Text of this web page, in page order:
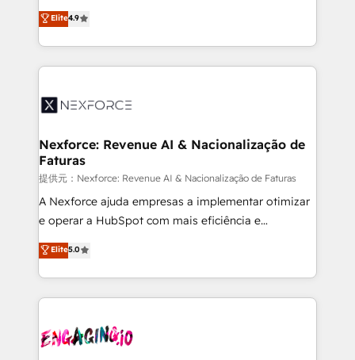
technical know-how and strategic guidance you
need to succeed.
Elite Partner. With 500+ projects across the U.S.,
Brazil, and LATAM, we combine global expertise with
regional experience. Today, we are Brazil’s largest
HubSpot Elite Partner—trusted by companies across
Implementation & Migration Onboarding across all
Station, Freshdesk, Intercom, and more. Custom
objects, automations, and integrations built for
growth. 🚀 AI-Driven GTM Orchestration Unify
HubSpot with LinkedIn, WhatsApp, email, paid
media, and AI voice to drive pipeline. 🤖 AI Custom
prospecting, follow-ups, service triage, and
knowledge retrieval—built in HubSpot. ⚡ Fast-Track
advanced optimization & adoption 📍 São Paulo, BR
• Des Moines, IA • New York, NY
Elite4.9
Nexforce: Revenue AI & Nacionalização de
Faturas
提供元：Nexforce: Revenue AI & Nacionalização de Faturas
A Nexforce ajuda empresas a implementar otimizar
e operar a HubSpot com mais eficiência e
previsibilidade de receita. Combinamos Revenue
Operations (RevOps) e Inteligência Artificial para
estruturar processos integrar sistemas organizar
dados e automatizar operações. O objetivo é
operacional de receita conectando equipes
Elite5.0